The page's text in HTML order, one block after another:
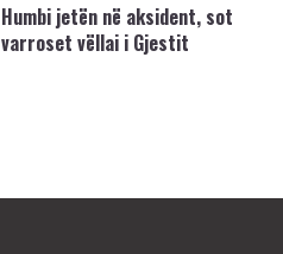
Humbi jetën në aksident, sot
varroset vëllai i Gjestit